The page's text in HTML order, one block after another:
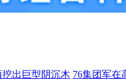
挖出巨型阴沉木 76集团军在